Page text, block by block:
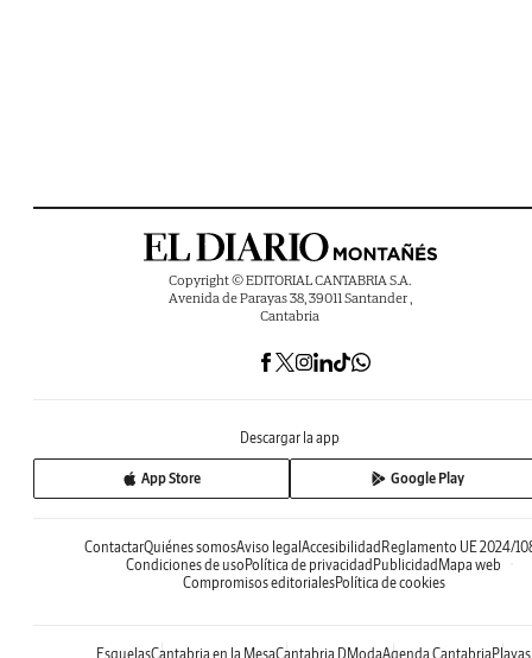
Copyright © EDITORIAL CANTABRIA S.A.
Avenida de Parayas 38, 39011 Santander ,
Cantabria
Descargar la app
App Store Google Play
ContactarQuiénes somosAviso legalAccesibilidadReglamento UE 2024/
Condiciones de usoPolítica de privacidadPublicidadMapa web
Compromisos editorialesPolítica de cookies
EsquelasCantabria en la MesaCantabria DModaAgenda CantabriaPlayas